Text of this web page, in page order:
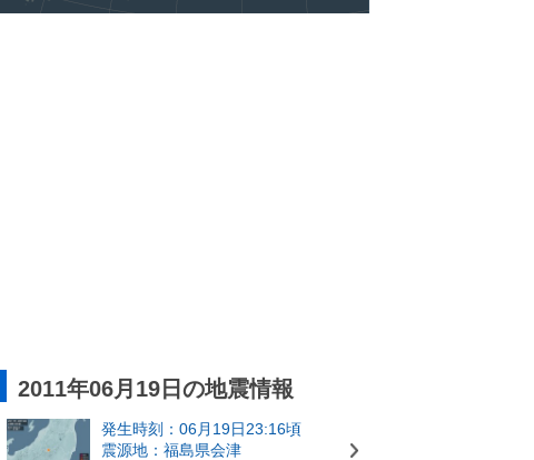
2011年06月19日の地震情報
発生時刻：06月19日23:16頃
震源地：福島県会津